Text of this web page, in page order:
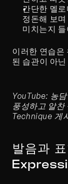
간단한 멜
정돈해 보
미치는지
이러한 연습은
된 습관이 아
YouTube: 농
풍성하고 알찬
Technique 게
발음과